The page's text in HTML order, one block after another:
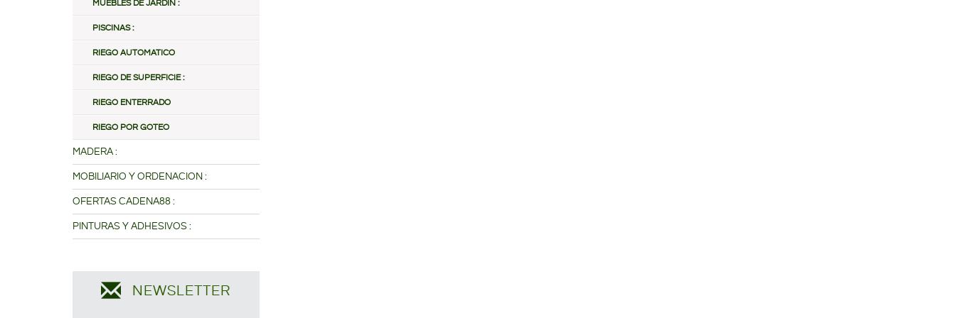
MUEBLES DE JARDIN :
PISCINAS :
RIEGO AUTOMATICO
RIEGO DE SUPERFICIE :
RIEGO ENTERRADO
RIEGO POR GOTEO
MADERA :
MOBILIARIO Y ORDENACION :
OFERTAS CADENA88 :
PINTURAS Y ADHESIVOS :
NEWSLETTER